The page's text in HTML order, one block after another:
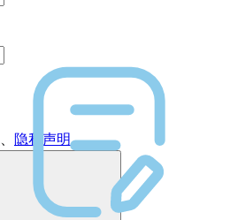
隐私声明